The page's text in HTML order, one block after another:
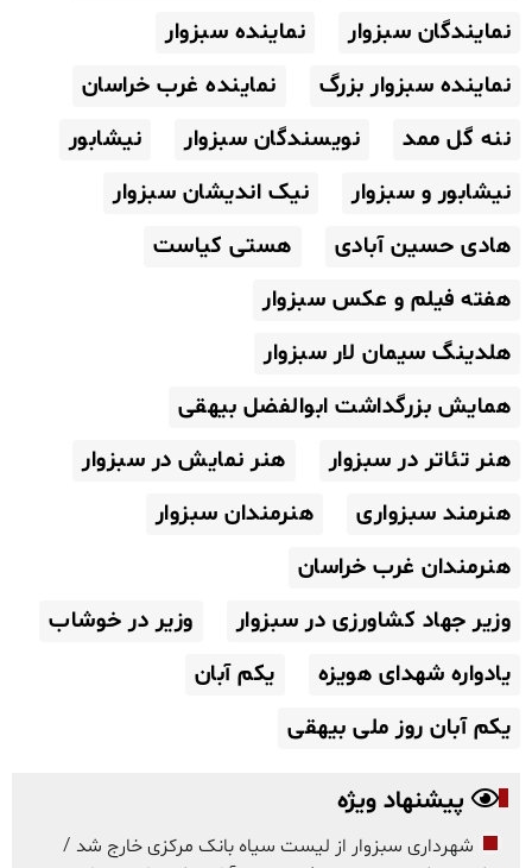
نمایندگان سبزوار
نماینده سبزوار
نماینده سبزوار بزرگ
نماینده غرب خراسان
ننه گل ممد
نویسندگان سبزوار
نیشابور
نیشابور و سبزوار
نیک اندیشان سبزوار
هادی حسین آبادی
هستی کیاست
هفته فیلم و عکس سبزوار
هلدینگ سیمان لار سبزوار
همایش بزرگداشت ابوالفضل بیهقی
هنر تئاتر در سبزوار
هنر نمایش در سبزوار
هنرمند سبزواری
هنرمندان سبزوار
هنرمندان غرب خراسان
وزیر جهاد کشاورزی در سبزوار
وزیر در خوشاب
یادواره شهدای هویزه
یکم آبان
یکم آبان روز ملی بیهقی
پیشنهاد ویژه
شهرداری سبزوار از لیست سیاه بانک مرکزی خارج شد /